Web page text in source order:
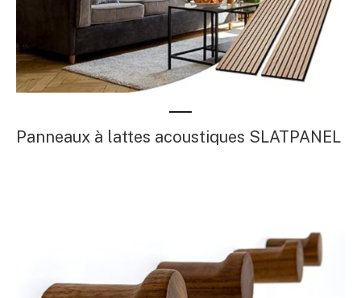
Panneaux à lattes acoustiques SLATPANEL